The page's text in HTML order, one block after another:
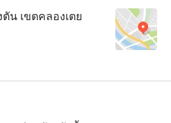
น เขตคลองเตย